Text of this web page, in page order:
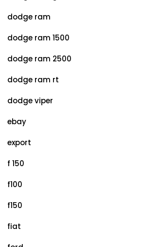
dodge ram
dodge ram 1500
dodge ram 2500
dodge ram rt
dodge viper
ebay
export
f 150
f100
f150
fiat